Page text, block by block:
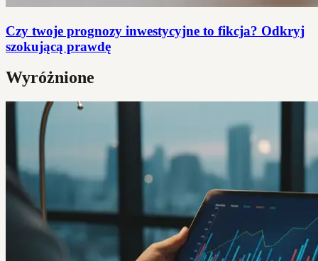
Czy twoje prognozy inwestycyjne to fikcja? Odkryj
szokującą prawdę
Wyróżnione